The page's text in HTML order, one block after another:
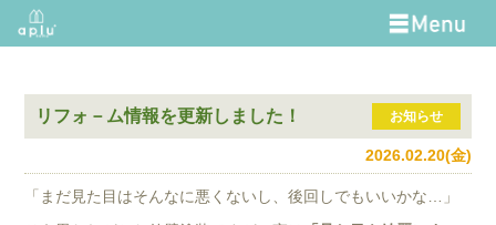
リフォ－ム情報を更新しました！ お知らせ
2026.02.20(金)
「まだ見た目はそんなに悪くないし、後回しでもいいかな…」